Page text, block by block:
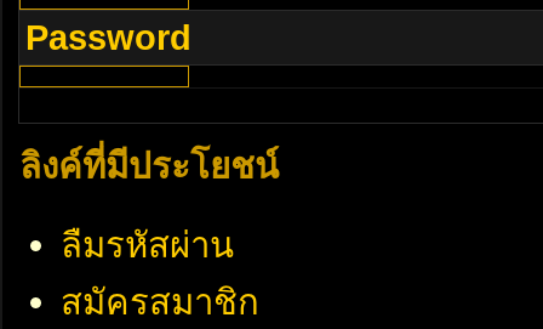
Password
ลิงค์ที่มีประโยชน์
ลืมรหัสผ่าน
สมัครสมาชิก